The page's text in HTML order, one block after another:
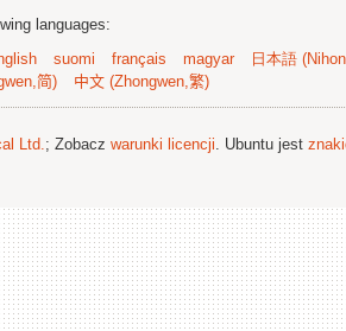
languages:
suomi français magyar 日本語
简) 中文 (Zhongwen,繁)
Ltd.; Zobacz warunki licencji. Ubuntu jest